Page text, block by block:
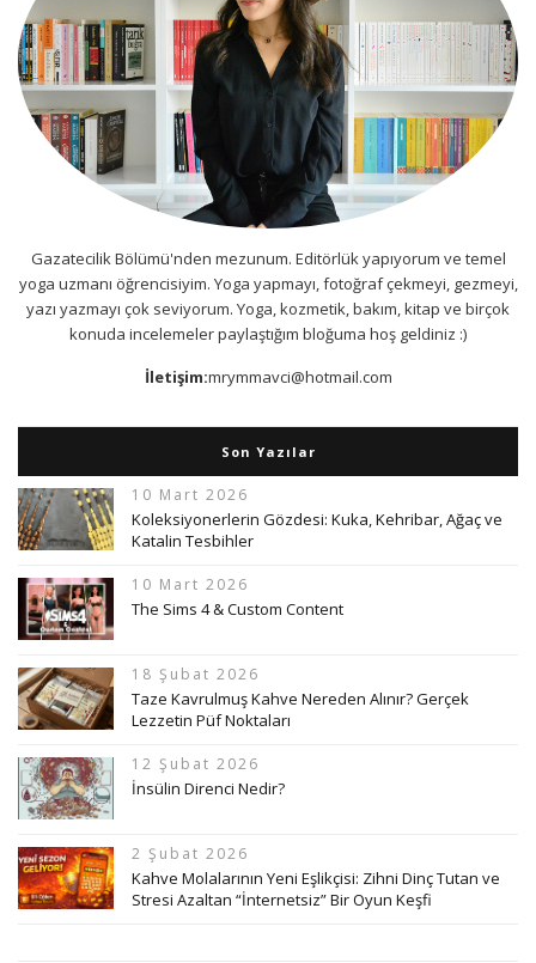
Gazatecilik Bölümü'nden mezunum. Editörlük yapıyorum ve temel
yoga uzmanı öğrencisiyim. Yoga yapmayı, fotoğraf çekmeyi, gezmeyi,
yazı yazmayı çok seviyorum. Yoga, kozmetik, bakım, kitap ve birçok
konuda incelemeler paylaştığım bloğuma hoş geldiniz :)
İletişim:mrymmavci@hotmail.com
Son Yazılar
10 Mart 2026
Koleksiyonerlerin Gözdesi: Kuka, Kehribar, Ağaç ve
Katalin Tesbihler
10 Mart 2026
The Sims 4 & Custom Content
18 Şubat 2026
Taze Kavrulmuş Kahve Nereden Alınır? Gerçek
Lezzetin Püf Noktaları
12 Şubat 2026
İnsülin Direnci Nedir?
2 Şubat 2026
Kahve Molalarının Yeni Eşlikçisi: Zihni Dinç Tutan ve
Stresi Azaltan “İnternetsiz” Bir Oyun Keşfi